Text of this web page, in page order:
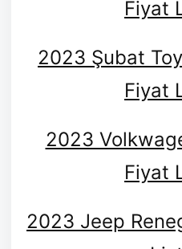
Fiyat
2023 Şubat
Fiyat
2023
Fiyat
2023 Jeep